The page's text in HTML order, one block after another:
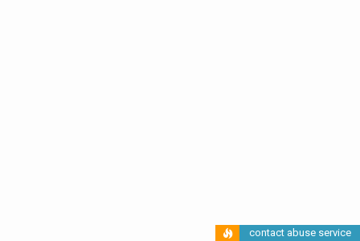
contact abuse service